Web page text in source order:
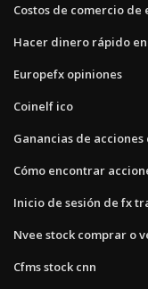
Costos de comercio de
Hacer dinero rápido
Europefx opiniones
Coinelf ico
Ganancias de acciones
Cómo encontrar
Inicio de sesión de fx
Nvee stock comprar o
Cfms stock cnn